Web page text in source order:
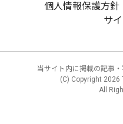
個人情報保護方針
サ
当サイト内に掲載の記事
(C) Copyright 2026
All